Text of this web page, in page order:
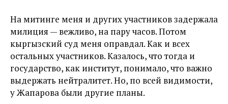
На митинге меня и других участников задержала
милиция — вежливо, на пару часов. Потом
кыргызский суд меня оправдал. Как и всех
остальных участников. Казалось, что тогда и
государство, как институт, понимало, что важно
выдержать нейтралитет. Но, по всей видимости,
у Жапарова были другие планы.